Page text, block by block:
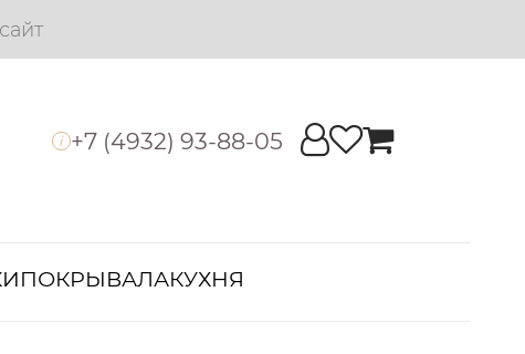
i +7 (4932) 93-88-05
ПОКРЫВАЛАКУХНЯ